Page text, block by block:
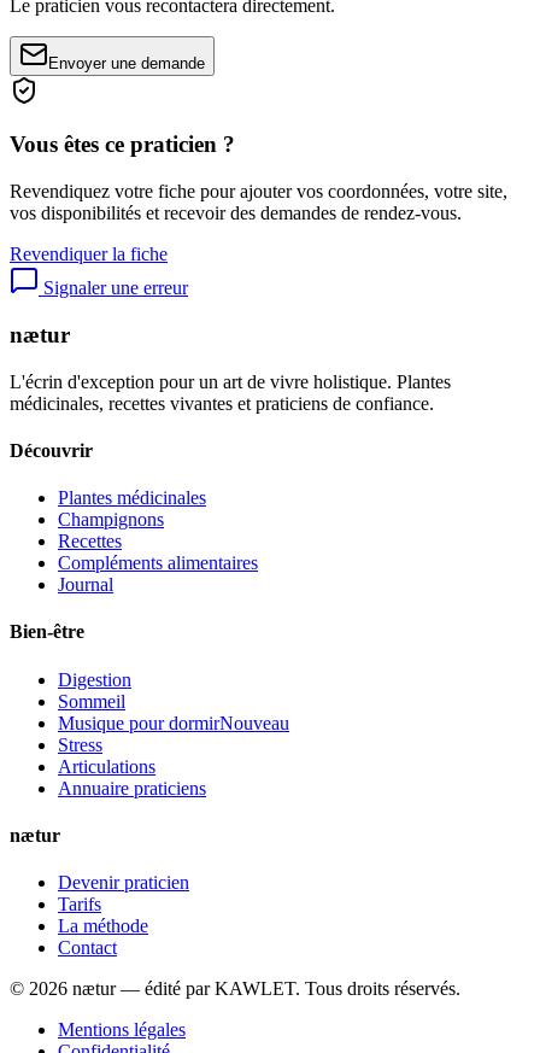
Le praticien vous recontactera directement.
Envoyer une demande
Vous êtes ce praticien ?
Revendiquez votre fiche pour ajouter vos coordonnées, votre site,
vos disponibilités et recevoir des demandes de rendez-vous.
Revendiquer la fiche
Signaler une erreur
nætur
L'écrin d'exception pour un art de vivre holistique. Plantes
médicinales, recettes vivantes et praticiens de confiance.
Découvrir
Plantes médicinales
Champignons
Recettes
Compléments alimentaires
Journal
Bien-être
Digestion
Sommeil
Musique pour dormirNouveau
Stress
Articulations
Annuaire praticiens
nætur
Devenir praticien
Tarifs
La méthode
Contact
© 2026 nætur — édité par KAWLET. Tous droits réservés.
Mentions légales